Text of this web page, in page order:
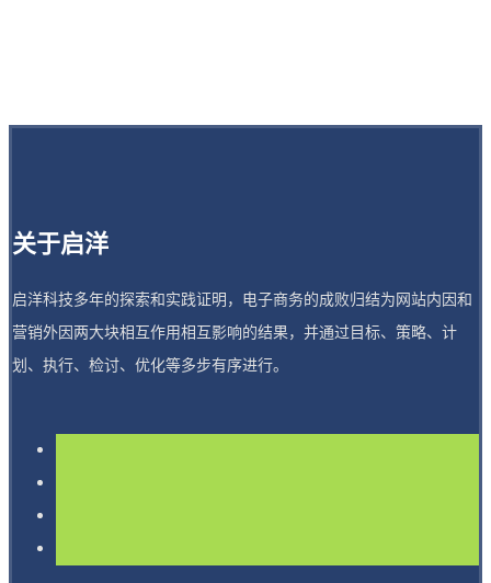
关于启洋
启洋科技多年的探索和实践证明，电子商务的成败归结为网站内因和
营销外因两大块相互作用相互影响的结果，并通过目标、策略、计
划、执行、检讨、优化等多步有序进行。